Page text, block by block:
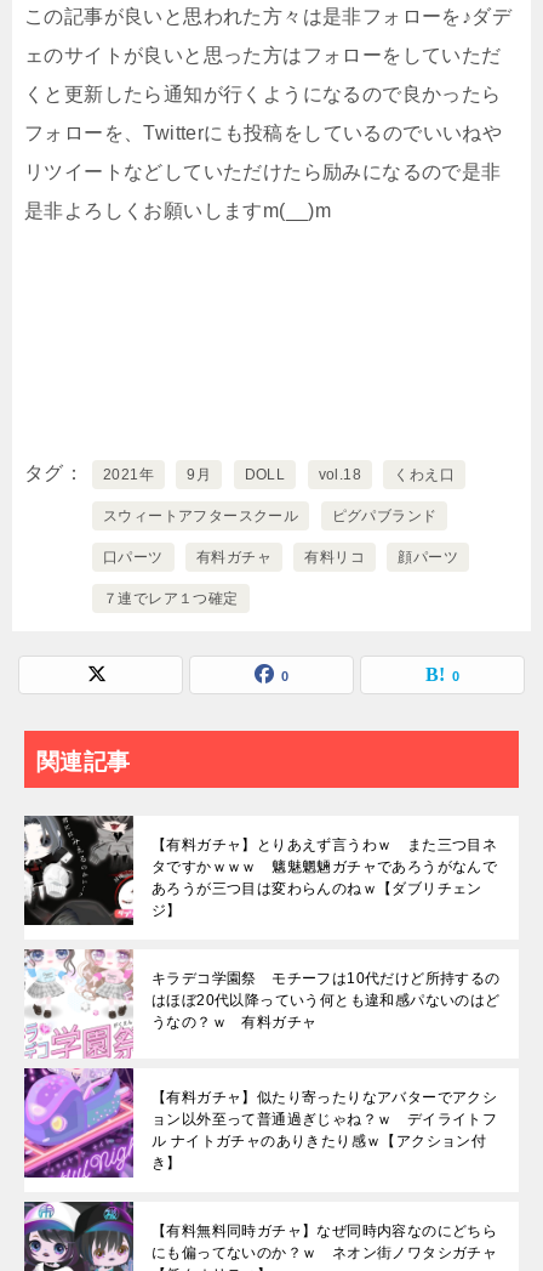
この記事が良いと思われた方々は是非フォローを♪ダデ
ェのサイトが良いと思った方はフォローをしていただ
くと更新したら通知が行くようになるので良かったら
フォローを、Twitterにも投稿をしているのでいいねや
リツイートなどしていただけたら励みになるので是非
是非よろしくお願いしますm(__)m
タグ 2021年 9月 DOLL vol.18 くわえ口
スウィートアフタースクール ピグパブランド
口パーツ 有料ガチャ 有料リコ 顔パーツ
７連でレア１つ確定
0 0
関連記事
【有料ガチャ】とりあえず言うわｗ また三つ目ネ
タですかｗｗｗ 魑魅魍魎ガチャであろうがなんで
あろうが三つ目は変わらんのねｗ【ダブリチェン
ジ】
キラデコ学園祭 モチーフは10代だけど所持するの
はほぼ20代以降っていう何とも違和感パないのはど
うなの？ｗ 有料ガチャ
【有料ガチャ】似たり寄ったりなアバターでアクシ
ョン以外至って普通過ぎじゃね？ｗ デイライトフ
ル ナイトガチャのありきたり感ｗ【アクション付
き】
【有料無料同時ガチャ】なぜ同時内容なのにどちら
にも偏ってないのか？ｗ ネオン街ノワタシガチャ